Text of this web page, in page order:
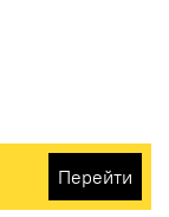
Перейти